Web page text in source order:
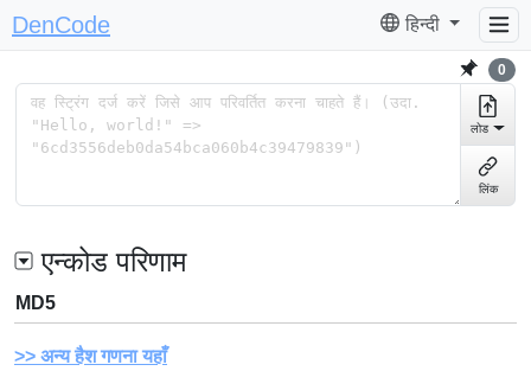
DenCode हिन्दी
0
लोड
लिंक
एन्कोड परिणाम
MD5
अन्य हैश गणना यहाँ